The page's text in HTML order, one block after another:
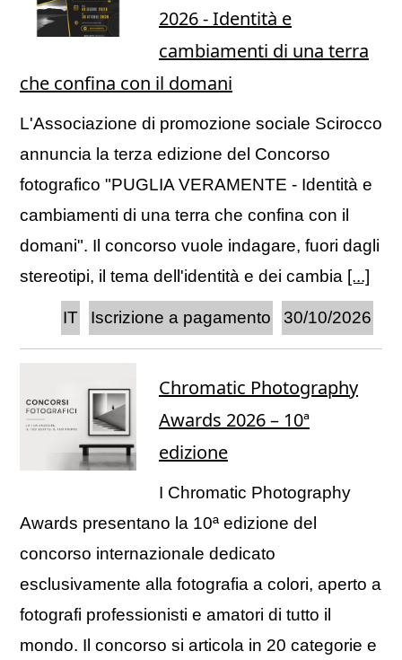
2026 - Identità e
cambiamenti di una terra
che confina con il domani
L'Associazione di promozione sociale Scirocco
annuncia la terza edizione del Concorso
fotografico "PUGLIA VERAMENTE - Identità e
cambiamenti di una terra che confina con il
domani". Il concorso vuole indagare, fuori dagli
stereotipi, il tema dell'identità e dei cambia [...]
30/10/2026
Iscrizione a pagamento
IT
Chromatic Photography
Awards 2026 – 10ª
edizione
I Chromatic Photography
Awards presentano la 10ª edizione del
concorso internazionale dedicato
esclusivamente alla fotografia a colori, aperto a
fotografi professionisti e amatori di tutto il
mondo. Il concorso si articola in 20 categorie e